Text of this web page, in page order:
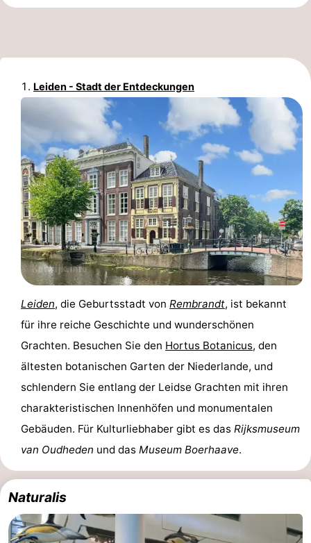
Leiden - Stadt der Entdeckungen
Leiden, die Geburtsstadt von Rembrandt, ist bekannt
für ihre reiche Geschichte und wunderschönen
Grachten. Besuchen Sie den Hortus Botanicus, den
ältesten botanischen Garten der Niederlande, und
schlendern Sie entlang der Leidse Grachten mit ihren
charakteristischen Innenhöfen und monumentalen
Gebäuden. Für Kulturliebhaber gibt es das Rijksmuseum
van Oudheden und das Museum Boerhaave.
Naturalis